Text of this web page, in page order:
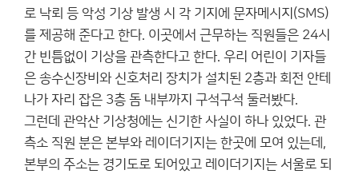
로 낙뢰 등 악성 기상 발생 시 각 기지에 문자메시지(SMS)
를 제공해 준다고 한다. 이곳에서 근무하는 직원들은 24시
간 빈틈없이 기상을 관측한다고 한다. 우리 어린이 기자들
은 송수신장비와 신호처리 장치가 설치된 2층과 회전 안테
나가 자리 잡은 3층 돔 내부까지 구석구석 둘러봤다.
그런데 관악산 기상청에는 신기한 사실이 하나 있었다. 관
측소 직원 분은 본부와 레이더기지는 한곳에 모여 있는데,
본부의 주소는 경기도로 되어있고 레이더기지는 서울로 되